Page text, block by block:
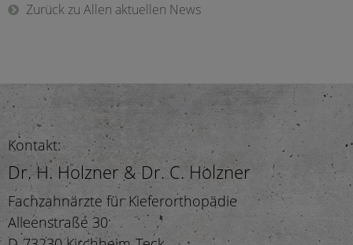
Zurück zu Allen aktuellen News
Kontakt:
Dr. H. Holzner & Dr. C. Holzner
Fachzahnärzte für Kieferorthopädie
Alleenstraße 30